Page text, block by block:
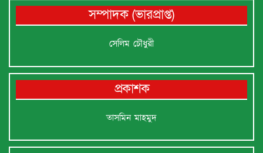
সম্পাদক (ভারপ্রাপ্ত)
সেলিম চৌধুরী
প্রকাশক
তাসমিন মাহমুদ